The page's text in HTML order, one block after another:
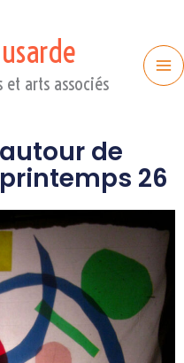
et arts associés
de
26